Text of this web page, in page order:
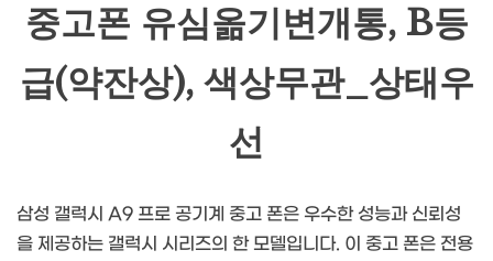
중고폰 유심옮기변개통, B등
급(약잔상), 색상무관_상태우
선
삼성 갤럭시 A9 프로 공기계 중고 폰은 우수한 성능과 신뢰성
을 제공하는 갤럭시 시리즈의 한 모델입니다. 이 중고 폰은 전용